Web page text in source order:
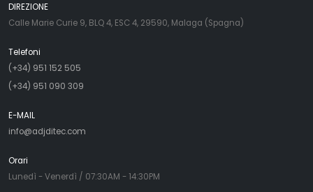
DIREZIONE
Calle Marie Curie 9, BLQ 4, ESC 4, 29590, Malaga (Spagna)
Telefoni
(+34) 951 152 505
(+34) 951 090 309
E-MAIL
info@adjditec.com
Orari
Lunedì - Venerdì / 07:30AM - 14:30PM